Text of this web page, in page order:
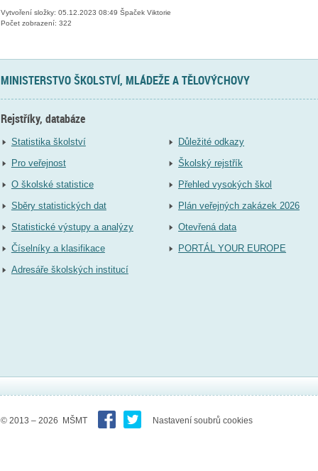
Vytvoření složky: 05.12.2023 08:49 Špaček Viktorie
Počet zobrazení: 322
MINISTERSTVO ŠKOLSTVÍ, MLÁDEŽE A TĚLOVÝCHOVY
Rejstříky, databáze
Statistika školství
Pro veřejnost
O školské statistice
Sběry statistických dat
Statistické výstupy a analýzy
Číselníky a klasifikace
Adresáře školských institucí
Důležité odkazy
Školský rejstřík
Přehled vysokých škol
Plán veřejných zakázek 2026
Otevřená data
PORTÁL YOUR EUROPE
© 2013 – 2026 MŠMT Nastavení soubrů cookies